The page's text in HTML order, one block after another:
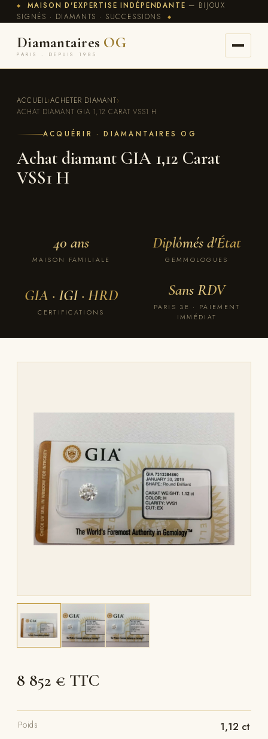
◆ MAISON D'EXPERTISE INDÉPENDANTE — BIJOUX
SIGNÉS · DIAMANTS · SUCCESSIONS
◆
Diamantaires OG
PARIS · DEPUIS 1985
ACCUEIL›ACHETER DIAMANT›
ACHAT DIAMANT GIA 1,12 CARAT VSS1 H
ACQUÉRIR · DIAMANTAIRES OG
Achat diamant GIA 1,12 Carat
VSS1 H
40 ans
MAISON FAMILIALE
Diplômés d'État
GEMMOLOGUES
GIA · IGI · HRD
CERTIFICATIONS
Sans RDV
PARIS 3E · PAIEMENT
IMMÉDIAT
8 852 € TTC
Poids 1,12 ct